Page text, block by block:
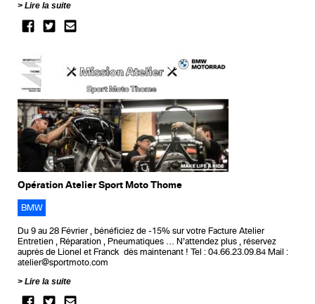
Lire la suite
Opération Atelier Sport Moto Thome
BMW
Du 9 au 28 Février , bénéficiez de -15% sur votre Facture Atelier
Entretien , Réparation , Pneumatiques … N’attendez plus , réservez
auprès de Lionel et Franck dès maintenant ! Tel : 04.66.23.09.84 Mail :
atelier@sportmoto.com
Lire la suite